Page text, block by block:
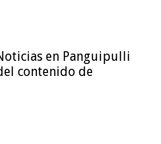
en Panguipulli
contenido de